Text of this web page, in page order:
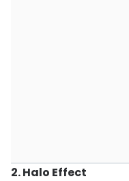
2. Halo Effect